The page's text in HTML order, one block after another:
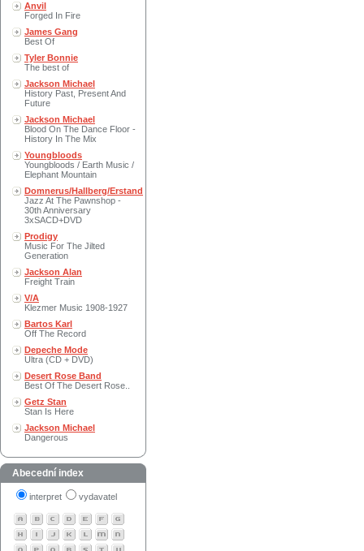
Anvil
Forged In Fire
James Gang
Best Of
Tyler Bonnie
The best of
Jackson Michael
History Past, Present And
Future
Jackson Michael
Blood On The Dance Floor -
History In The Mix
Youngbloods
Youngbloods / Earth Music /
Elephant Mountain
Domnerus/Hallberg/Erstand
Jazz At The Pawnshop -
30th Anniversary
3xSACD+DVD
Prodigy
Music For The Jilted
Generation
Jackson Alan
Freight Train
V/A
Klezmer Music 1908-1927
Bartos Karl
Off The Record
Depeche Mode
Ultra (CD + DVD)
Desert Rose Band
Best Of The Desert Rose..
Getz Stan
Stan Is Here
Jackson Michael
Dangerous
Abecední index
interpret vydavatel